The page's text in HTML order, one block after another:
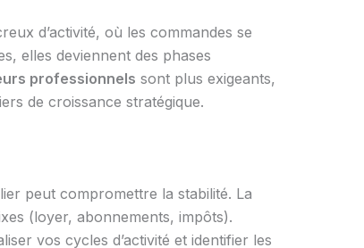
d’activité, où les commandes se
elles deviennent des phases
professionnels sont plus exigeants,
de croissance stratégique.
peut compromettre la stabilité. La
(loyer, abonnements, impôts).
vos cycles d’activité et identifier les